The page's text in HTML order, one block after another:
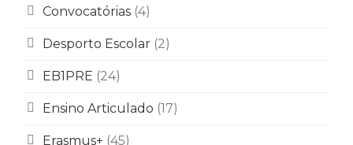
Convocatórias (4)
Desporto Escolar (2)
EB1PRE (24)
Ensino Articulado (17)
Erasmus+ (45)